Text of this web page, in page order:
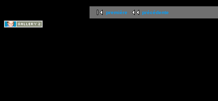
première précédente